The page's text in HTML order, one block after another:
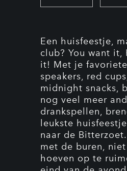
Een huisfeestje,
club? You want it,
it! Met je
speakers, red
midnight snacks,
nog veel meer
drankspellen,
leukste
naar de
met de buren,
hoeven op te